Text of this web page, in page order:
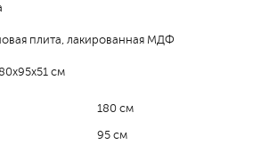
плита, лакированная МДФ
см
180 см
95 см